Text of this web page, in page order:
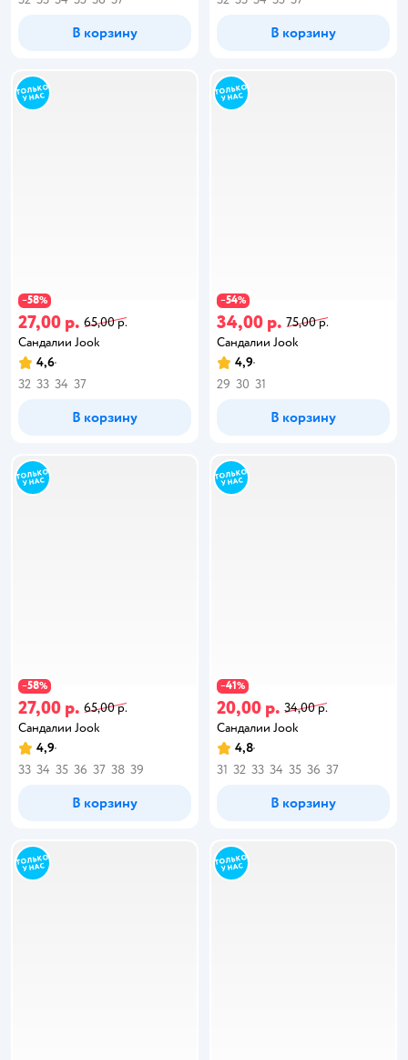
В корзину В корзину
−58%
27,00 р. 65,00 р.
Сандалии Jook
4,6
32 33 34 37
В корзину
−54%
34,00 р. 75,00 р.
Сандалии Jook
4,9
29 30 31
В корзину
−58%
27,00 р. 65,00 р.
Сандалии Jook
4,9
33 34 35 36 37 38 39
В корзину
−41%
20,00 р. 34,00 р.
Сандалии Jook
4,8
31 32 33 34 35 36 37
В корзину